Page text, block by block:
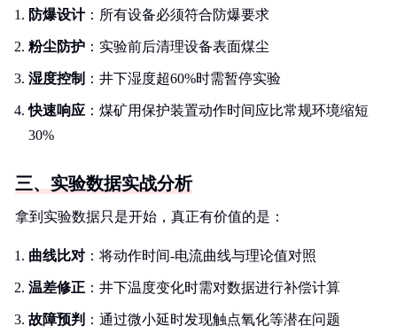
防爆设计：所有设备必须符合防爆要求
粉尘防护 ：实验前后清理设备表面煤尘
湿度控制 ：井下湿度超60%时需暂停实验
快速响应 ：煤矿用保护装置动作时间应比常规环境缩短
30%
三、实验数据实战分析
拿到实验数据只是开始，真正有价值的是：
曲线比对 ：将动作时间-电流曲线与理论值对照
温差修正 ：井下温度变化时需对数据进行补偿计算
故障预判 ：通过微小延时发现触点氧化等潜在问题